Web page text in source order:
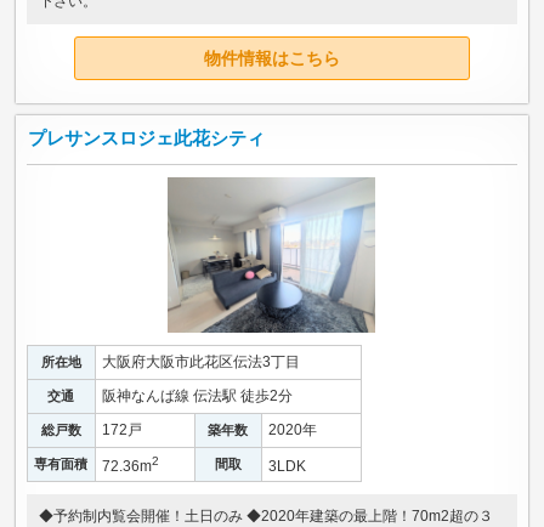
物件情報はこちら
プレサンスロジェ此花シティ
所在地 大阪府大阪市此花区伝法3丁目
交通 阪神なんば線 伝法駅 徒歩2分
総戸数 172戸 築年数 2020年
専有面積 72.36m2 間取 3LDK
◆予約制内覧会開催！土日のみ ◆2020年建築の最上階！70m2超の３